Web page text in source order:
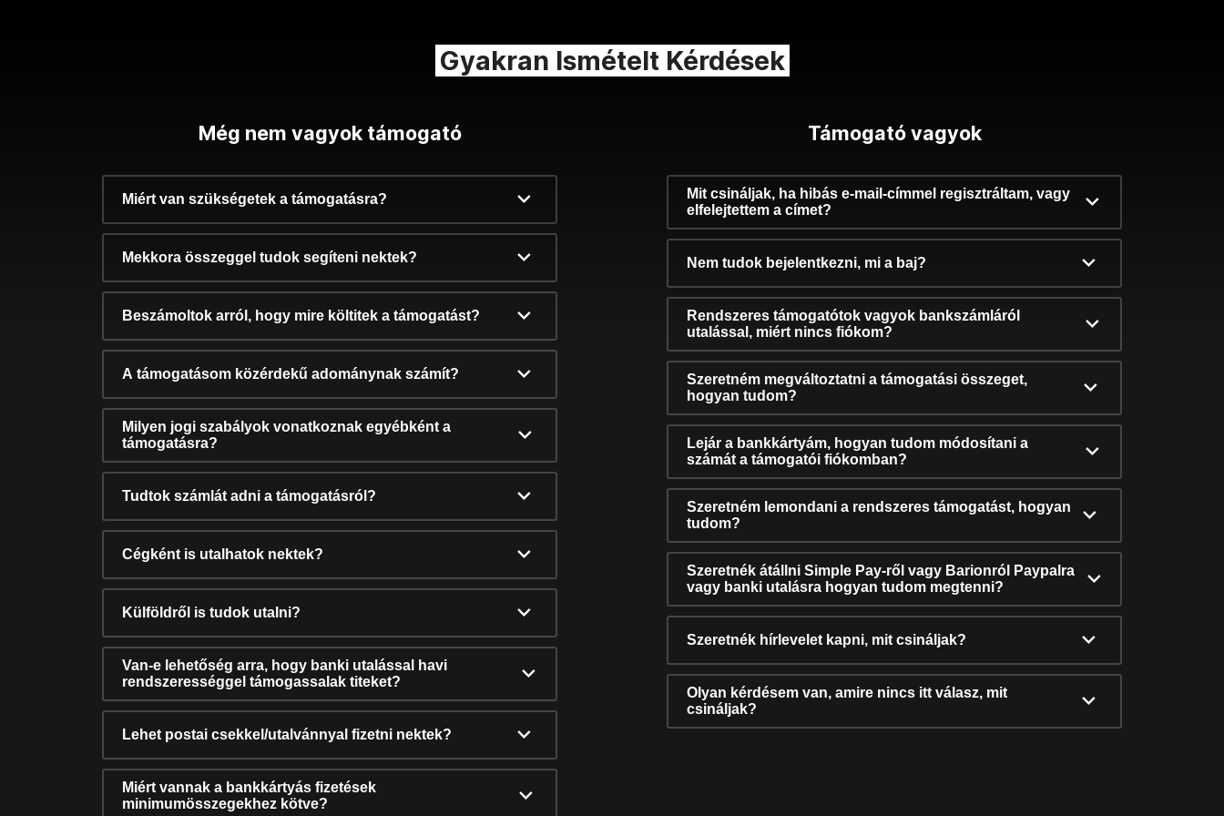
Gyakran Ismételt Kérdések
Még nem vagyok támogató
Miért van szükségetek a támogatásra?
Mekkora összeggel tudok segíteni nektek?
Beszámoltok arról, hogy mire költitek a támogatást?
A támogatásom közérdekű adománynak számít?
Milyen jogi szabályok vonatkoznak egyébként a
támogatásra?
Tudtok számlát adni a támogatásról?
Cégként is utalhatok nektek?
Külföldről is tudok utalni?
Van-e lehetőség arra, hogy banki utalással havi
rendszerességgel támogassalak titeket?
Lehet postai csekkel/utalvánnyal fizetni nektek?
Miért vannak a bankkártyás fizetések
minimumösszegekhez kötve?
Támogató vagyok
Mit csináljak, ha hibás e-mail-címmel regisztráltam, vagy
elfelejtettem a címet?
Nem tudok bejelentkezni, mi a baj?
Rendszeres támogatótok vagyok bankszámláról
utalással, miért nincs fiókom?
Szeretném megváltoztatni a támogatási összeget,
hogyan tudom?
Lejár a bankkártyám, hogyan tudom módosítani a
számát a támogatói fiókomban?
Szeretném lemondani a rendszeres támogatást, hogyan
tudom?
Szeretnék átállni Simple Pay-ről vagy Barionról Paypalra
vagy banki utalásra hogyan tudom megtenni?
Szeretnék hírlevelet kapni, mit csináljak?
Olyan kérdésem van, amire nincs itt válasz, mit
csináljak?